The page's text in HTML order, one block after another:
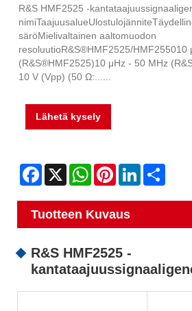
R&S HMF2525 -
säröMielivaltainen aaltomuodon
resoluutioR&S®HMF2525/HMF255010
(R&S®HMF2525)10 μHz - 50 MHz
10 V (Vpp) (50 Ω:......
Lähetä kysely
Facebook
X WhatsAppPinterestLinkedIn
Tuotteen Kuvaus
R&S HMF2525 -